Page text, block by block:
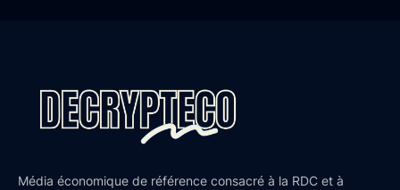
Média économique de référence consacré à la RDC et à